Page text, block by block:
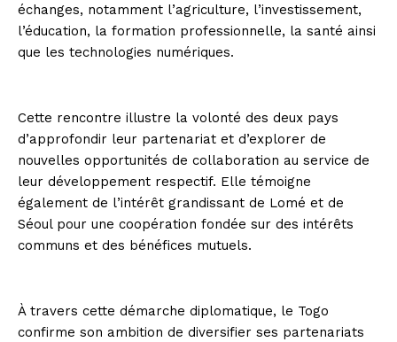
échanges, notamment l’agriculture, l’investissement,
l’éducation, la formation professionnelle, la santé ainsi
que les technologies numériques.
Cette rencontre illustre la volonté des deux pays
d’approfondir leur partenariat et d’explorer de
nouvelles opportunités de collaboration au service de
leur développement respectif. Elle témoigne
également de l’intérêt grandissant de Lomé et de
Séoul pour une coopération fondée sur des intérêts
communs et des bénéfices mutuels.
À travers cette démarche diplomatique, le Togo
confirme son ambition de diversifier ses partenariats